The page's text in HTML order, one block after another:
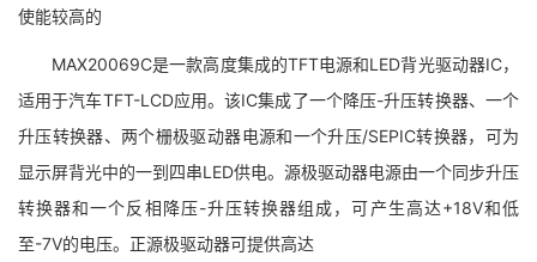
使能较高的
MAX20069C是一款高度集成的TFT电源和LED背光驱动器IC，
适用于汽车TFT-LCD应用。该IC集成了一个降压-升压转换器、一个
升压转换器、两个栅极驱动器电源和一个升压/SEPIC转换器，可为
显示屏背光中的一到四串LED供电。源极驱动器电源由一个同步升压
转换器和一个反相降压-升压转换器组成，可产生高达+18V和低
至-7V的电压。正源极驱动器可提供高达